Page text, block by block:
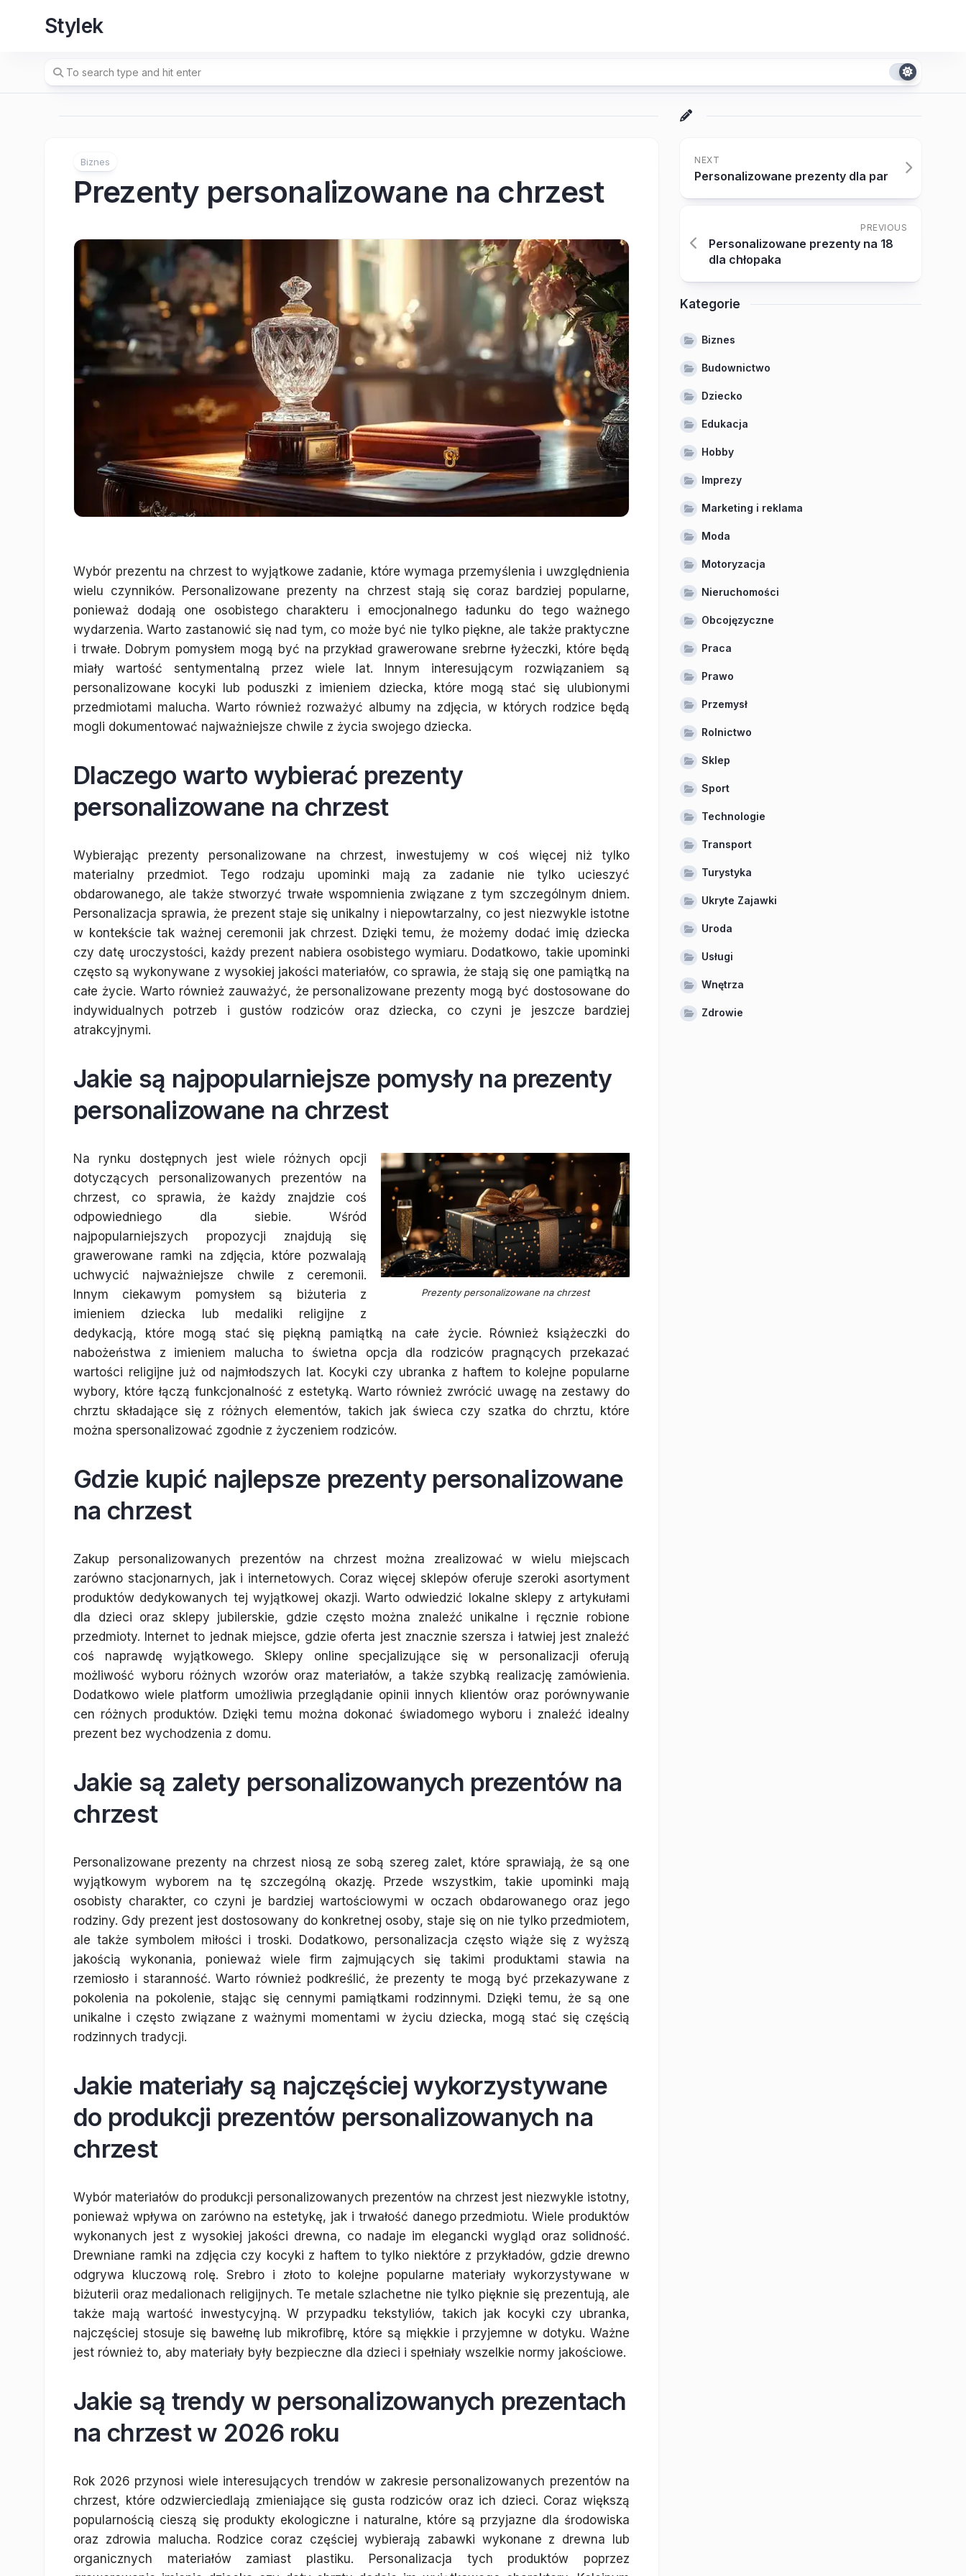
Stylek
Biznes
Prezenty personalizowane na chrzest
Wybór prezentu na chrzest to wyjątkowe zadanie, które wymaga przemyślenia i uwzględnienia
wielu czynników. Personalizowane prezenty na chrzest stają się coraz bardziej popularne,
ponieważ dodają one osobistego charakteru i emocjonalnego ładunku do tego ważnego
wydarzenia. Warto zastanowić się nad tym, co może być nie tylko piękne, ale także praktyczne
i trwałe. Dobrym pomysłem mogą być na przykład grawerowane srebrne łyżeczki, które będą
miały wartość sentymentalną przez wiele lat. Innym interesującym rozwiązaniem są
personalizowane kocyki lub poduszki z imieniem dziecka, które mogą stać się ulubionymi
przedmiotami malucha. Warto również rozważyć albumy na zdjęcia, w których rodzice będą
mogli dokumentować najważniejsze chwile z życia swojego dziecka.
Dlaczego warto wybierać prezenty
personalizowane na chrzest
Wybierając prezenty personalizowane na chrzest, inwestujemy w coś więcej niż tylko
materialny przedmiot. Tego rodzaju upominki mają za zadanie nie tylko ucieszyć
obdarowanego, ale także stworzyć trwałe wspomnienia związane z tym szczególnym dniem.
Personalizacja sprawia, że prezent staje się unikalny i niepowtarzalny, co jest niezwykle istotne
w kontekście tak ważnej ceremonii jak chrzest. Dzięki temu, że możemy dodać imię dziecka
czy datę uroczystości, każdy prezent nabiera osobistego wymiaru. Dodatkowo, takie upominki
często są wykonywane z wysokiej jakości materiałów, co sprawia, że stają się one pamiątką na
całe życie. Warto również zauważyć, że personalizowane prezenty mogą być dostosowane do
indywidualnych potrzeb i gustów rodziców oraz dziecka, co czyni je jeszcze bardziej
atrakcyjnymi.
Jakie są najpopularniejsze pomysły na prezenty
personalizowane na chrzest
Prezenty personalizowane na chrzest
Na rynku dostępnych jest wiele różnych opcji
dotyczących personalizowanych prezentów na
chrzest, co sprawia, że każdy znajdzie coś
odpowiedniego dla siebie. Wśród
najpopularniejszych propozycji znajdują się
grawerowane ramki na zdjęcia, które pozwalają
uchwycić najważniejsze chwile z ceremonii.
Innym ciekawym pomysłem są biżuteria z
imieniem dziecka lub medaliki religijne z
dedykacją, które mogą stać się piękną pamiątką na całe życie. Również książeczki do
nabożeństwa z imieniem malucha to świetna opcja dla rodziców pragnących przekazać
wartości religijne już od najmłodszych lat. Kocyki czy ubranka z haftem to kolejne popularne
wybory, które łączą funkcjonalność z estetyką. Warto również zwrócić uwagę na zestawy do
chrztu składające się z różnych elementów, takich jak świeca czy szatka do chrztu, które
można spersonalizować zgodnie z życzeniem rodziców.
Gdzie kupić najlepsze prezenty personalizowane
na chrzest
Zakup personalizowanych prezentów na chrzest można zrealizować w wielu miejscach
zarówno stacjonarnych, jak i internetowych. Coraz więcej sklepów oferuje szeroki asortyment
produktów dedykowanych tej wyjątkowej okazji. Warto odwiedzić lokalne sklepy z artykułami
dla dzieci oraz sklepy jubilerskie, gdzie często można znaleźć unikalne i ręcznie robione
przedmioty. Internet to jednak miejsce, gdzie oferta jest znacznie szersza i łatwiej jest znaleźć
coś naprawdę wyjątkowego. Sklepy online specjalizujące się w personalizacji oferują
możliwość wyboru różnych wzorów oraz materiałów, a także szybką realizację zamówienia.
Dodatkowo wiele platform umożliwia przeglądanie opinii innych klientów oraz porównywanie
cen różnych produktów. Dzięki temu można dokonać świadomego wyboru i znaleźć idealny
prezent bez wychodzenia z domu.
Jakie są zalety personalizowanych prezentów na
chrzest
Personalizowane prezenty na chrzest niosą ze sobą szereg zalet, które sprawiają, że są one
wyjątkowym wyborem na tę szczególną okazję. Przede wszystkim, takie upominki mają
osobisty charakter, co czyni je bardziej wartościowymi w oczach obdarowanego oraz jego
rodziny. Gdy prezent jest dostosowany do konkretnej osoby, staje się on nie tylko przedmiotem,
ale także symbolem miłości i troski. Dodatkowo, personalizacja często wiąże się z wyższą
jakością wykonania, ponieważ wiele firm zajmujących się takimi produktami stawia na
rzemiosło i staranność. Warto również podkreślić, że prezenty te mogą być przekazywane z
pokolenia na pokolenie, stając się cennymi pamiątkami rodzinnymi. Dzięki temu, że są one
unikalne i często związane z ważnymi momentami w życiu dziecka, mogą stać się częścią
rodzinnych tradycji.
Jakie materiały są najczęściej wykorzystywane
do produkcji prezentów personalizowanych na
chrzest
Wybór materiałów do produkcji personalizowanych prezentów na chrzest jest niezwykle istotny,
ponieważ wpływa on zarówno na estetykę, jak i trwałość danego przedmiotu. Wiele produktów
wykonanych jest z wysokiej jakości drewna, co nadaje im elegancki wygląd oraz solidność.
Drewniane ramki na zdjęcia czy kocyki z haftem to tylko niektóre z przykładów, gdzie drewno
odgrywa kluczową rolę. Srebro i złoto to kolejne popularne materiały wykorzystywane w
biżuterii oraz medalionach religijnych. Te metale szlachetne nie tylko pięknie się prezentują, ale
także mają wartość inwestycyjną. W przypadku tekstyliów, takich jak kocyki czy ubranka,
najczęściej stosuje się bawełnę lub mikrofibrę, które są miękkie i przyjemne w dotyku. Ważne
jest również to, aby materiały były bezpieczne dla dzieci i spełniały wszelkie normy jakościowe.
Jakie są trendy w personalizowanych prezentach
na chrzest w 2026 roku
Rok 2026 przynosi wiele interesujących trendów w zakresie personalizowanych prezentów na
chrzest, które odzwierciedlają zmieniające się gusta rodziców oraz ich dzieci. Coraz większą
popularnością cieszą się produkty ekologiczne i naturalne, które są przyjazne dla środowiska
oraz zdrowia malucha. Rodzice coraz częściej wybierają zabawki wykonane z drewna lub
organicznych materiałów zamiast plastiku. Personalizacja tych produktów poprzez
NEXT
Personalizowane prezenty dla par
PREVIOUS
Personalizowane prezenty na 18
dla chłopaka
Kategorie
Biznes
Budownictwo
Dziecko
Edukacja
Hobby
Imprezy
Marketing i reklama
Moda
Motoryzacja
Nieruchomości
Obcojęzyczne
Praca
Prawo
Przemysł
Rolnictwo
Sklep
Sport
Technologie
Transport
Turystyka
Ukryte Zajawki
Uroda
Usługi
Wnętrza
Zdrowie